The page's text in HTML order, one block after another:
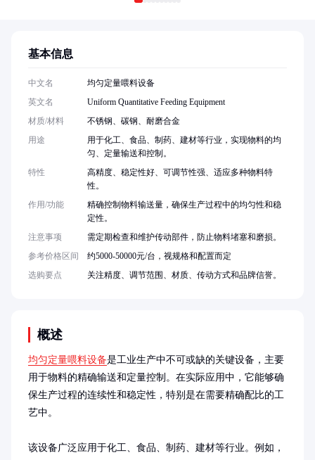
概述
均匀定量喂料设备是工业生产中不可或缺的关键设备，主要
用于物料的精确输送和定量控制。在实际应用中，它能够确
保生产过程的连续性和稳定性，特别是在需要精确配比的工
艺中。
该设备广泛应用于化工、食品、制药、建材等行业。例如，
基本信息
中文名
均匀定量喂料设备
英文名
Uniform Quantitative Feeding Equipment
材质/材料
不锈钢、碳钢、耐磨合金
用途
用于化工、食品、制药、建材等行业，实现物料的均
匀、定量输送和控制。
特性
高精度、稳定性好、可调节性强、适应多种物料特
性。
作用/功能
精确控制物料输送量，确保生产过程中的均匀性和稳
定性。
注意事项
需定期检查和维护传动部件，防止物料堵塞和磨损。
参考价格区间
约5000-50000元/台，视规格和配置而定
选购要点
关注精度、调节范围、材质、传动方式和品牌信誉。